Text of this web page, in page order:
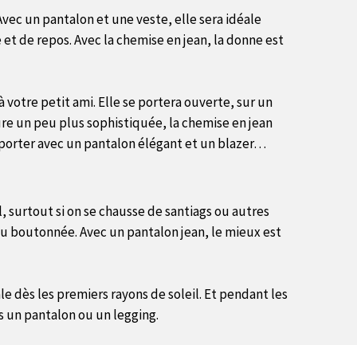
un pantalon et une veste, elle sera idéale
de repos. Avec la chemise en jean, la donne est
votre petit ami. Elle se portera ouverte, sur un
un peu plus sophistiquée, la chemise en jean
avec un pantalon élégant et un blazer…
si on se chausse de santiags ou autres
boutonnée. Avec un pantalon jean, le mieux est
dès les premiers rayons de soleil. Et pendant les
pantalon ou un legging.